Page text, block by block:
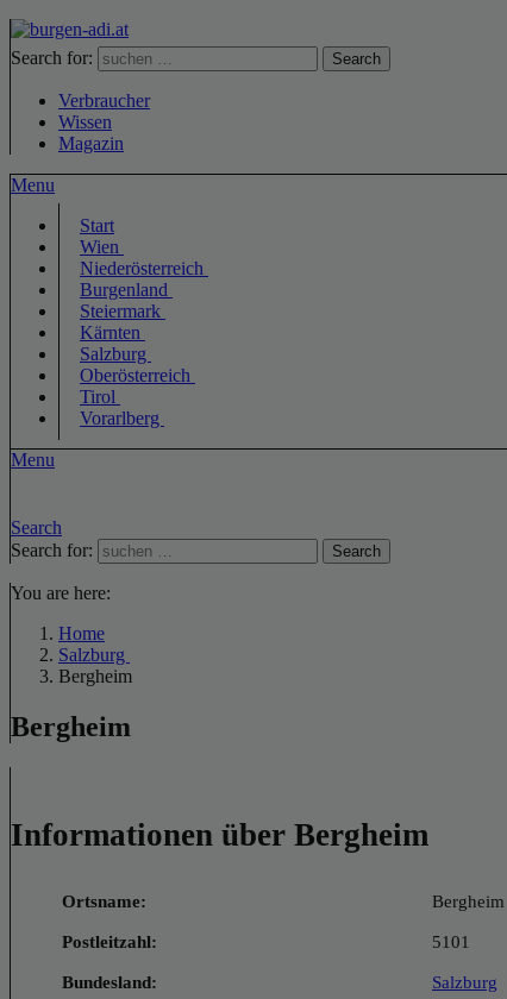
Search for: Search
Verbraucher
Wissen
Magazin
Menu
Start
Wien
Niederösterreich
Burgenland
Steiermark
Kärnten
Salzburg
Oberösterreich
Tirol
Vorarlberg
Menu
Search
Search for:
Search
You are here:
Home
Salzburg
Bergheim
Bergheim
Informationen über Bergheim
Ortsname: Bergheim
Postleitzahl: 5101
Bundesland: Salzburg